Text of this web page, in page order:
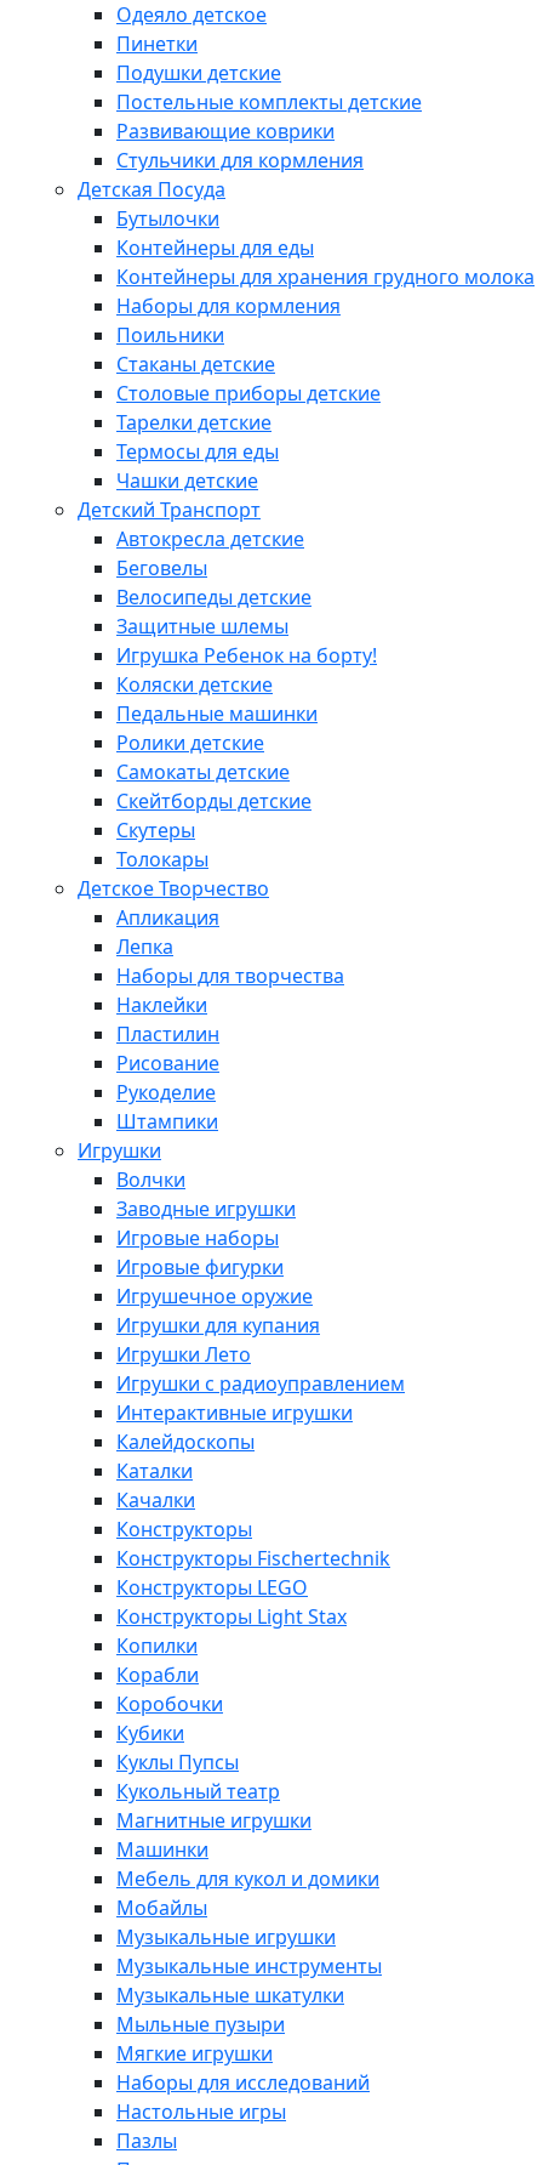
Одеяло детское
Пинетки
Подушки детские
Постельные комплекты детские
Развивающие коврики
Стульчики для кормления
Детская Посуда
Бутылочки
Контейнеры для еды
Контейнеры для хранения грудного молока
Наборы для кормления
Поильники
Стаканы детские
Столовые приборы детские
Тарелки детские
Термосы для еды
Чашки детские
Детский Транспорт
Автокресла детские
Беговелы
Велосипеды детские
Защитные шлемы
Игрушка Ребенок на борту!
Коляски детские
Педальные машинки
Ролики детские
Самокаты детские
Скейтборды детские
Скутеры
Толокары
Детское Творчество
Апликация
Лепка
Наборы для творчества
Наклейки
Пластилин
Рисование
Рукоделие
Штампики
Игрушки
Волчки
Заводные игрушки
Игровые наборы
Игровые фигурки
Игрушечное оружие
Игрушки для купания
Игрушки Лето
Игрушки с радиоуправлением
Интерактивные игрушки
Калейдоскопы
Каталки
Качалки
Конструкторы
Конструкторы Fisсhertechnik
Конструкторы LEGO
Конструкторы Light Stax
Копилки
Корабли
Коробочки
Кубики
Куклы Пупсы
Кукольный театр
Магнитные игрушки
Машинки
Мебель для кукол и домики
Мобайлы
Музыкальные игрушки
Музыкальные инструменты
Музыкальные шкатулки
Мыльные пузыри
Мягкие игрушки
Наборы для исследований
Настольные игры
Пазлы